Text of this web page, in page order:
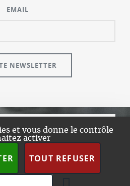
et vous donne le contrôle
activer
TOUT REFUSER
EMAIL
A PROPOS
DU SITE
HTML5 UP